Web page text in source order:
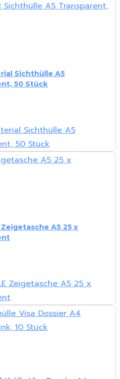
Sichthülle A5
50 Stück
Zeigetasche A5 25 x